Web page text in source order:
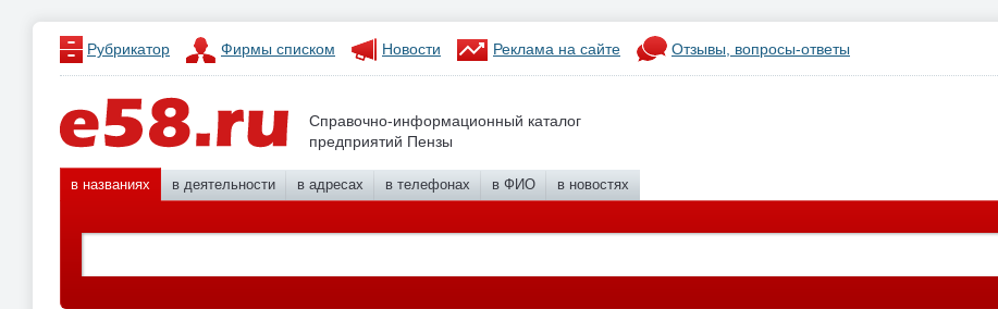
Рубрикатор Фирмы списком Новости Реклама на сайте Отзывы, вопросы-ответы
Справочно-информационный каталог
предприятий Пензы
в названиях в деятельности в адресах в телефонах в ФИО в новостях